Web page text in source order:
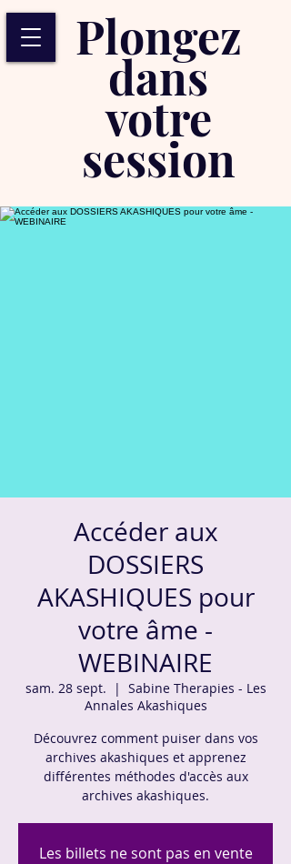
Plongez
dans
votre
session
Accéder aux
DOSSIERS
AKASHIQUES pour
votre âme -
WEBINAIRE
sam. 28 sept.
  |
Sabine Therapies - Les
Annales Akashiques
Découvrez comment puiser dans vos
archives akashiques et apprenez
différentes méthodes d'accès aux
Les billets ne sont pas en vente